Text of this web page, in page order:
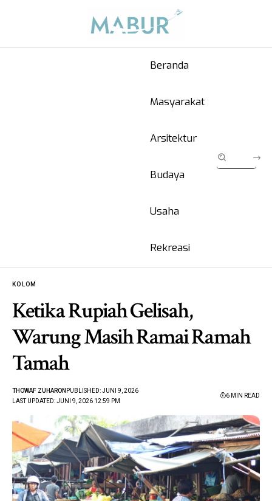
Beranda
Masyarakat
Arsitektur
Budaya
Usaha
Rekreasi
KOLOM
Ketika Rupiah Gelisah,
Warung Masih Ramai Ramah
Tamah
LAST UPDATED: JUNI 9, 2026 12:59 PM
THOWAF ZUHARON PUBLISHED: JUNI 9, 2026
6 MIN READ